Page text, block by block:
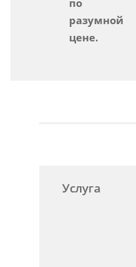
разумной
цене.
Услуга